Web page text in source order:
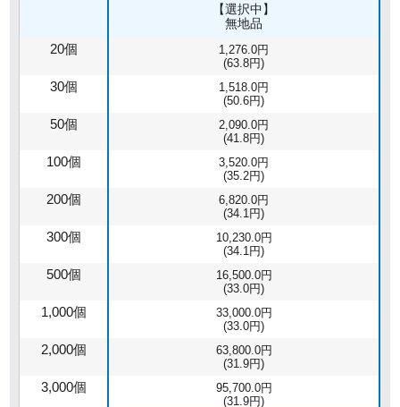
【選択中】
無地品
20個
1,276.0円
(63.8円)
30個
1,518.0円
(50.6円)
50個
2,090.0円
(41.8円)
100個
3,520.0円
(35.2円)
200個
6,820.0円
(34.1円)
300個
10,230.0円
(34.1円)
500個
16,500.0円
(33.0円)
1,000個
33,000.0円
(33.0円)
2,000個
63,800.0円
(31.9円)
3,000個
95,700.0円
(31.9円)